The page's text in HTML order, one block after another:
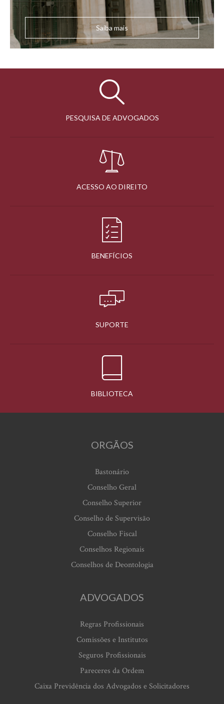
Saiba mais
PESQUISA DE ADVOGADOS
ACESSO AO DIREITO
BENEFÍCIOS
SUPORTE
BIBLIOTECA
ORGÃOS
Bastonário
Conselho Geral
Conselho Superior
Conselho de Supervisão
Conselho Fiscal
Conselhos Regionais
Conselhos de Deontologia
ADVOGADOS
Regras Profissionais
Comissões e Institutos
Seguros Profissionais
Pareceres da Ordem
Caixa Previdência dos Advogados e Solicitadores